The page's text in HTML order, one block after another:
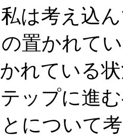
は考え込
置かれて
れている
ップに進
について